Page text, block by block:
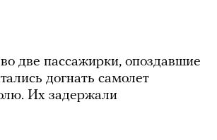
две пассажирки, опоздавшие
догнать самолет
Их задержали